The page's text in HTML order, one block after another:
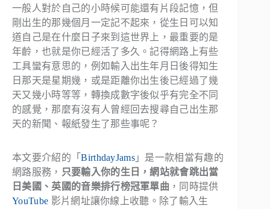
一般人對於自己的小時候可能還有片段記憶，但
剛出生的那幾個月一定記不起來，從生日可以知
道自己是在什麼日子來到這世界上，最重要的是
年齡，也就是你已經活了多久。記得網路上有些
工具蠻有意思的，例如輸入出生年月日後得知生
日那天是星期幾，或是距離你出生後已經過了幾
天又幾小時等等，轉換成數字後似乎有完全不同
的感覺，那麼有沒有人曾經回去搜尋自己出生那
天的新聞、報紙發生了那些事呢？
本文要介紹的「BirthdayJams 」是一款相當有趣的
網路服務， 只要輸入你的生日，網站就會跳出當
日美國、英國的音樂排行榜冠軍單曲 ，同時提供
YouTube 影片網址讓你線上收聽。除了輸入生